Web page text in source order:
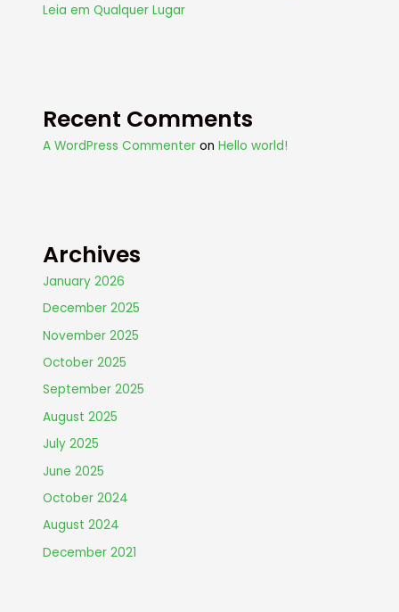
Leia em Qualquer Lugar
Recent Comments
A WordPress Commenter onHello world!
Archives
January 2026
December 2025
November 2025
October 2025
September 2025
August 2025
July 2025
June 2025
October 2024
August 2024
December 2021